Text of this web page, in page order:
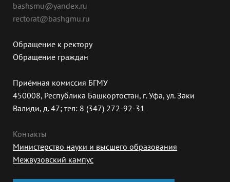
bashsmu@yandex.ru
rectorat@bashgmu.ru
Обращение к ректору
Обращение граждан
Приёмная комиссия БГМУ
450008, Республика Башкортостан, г. Уфа, ул. Заки
Валиди, д. 47; тел: 8 (347) 272-92-31
Контакты
Министерство науки и высшего образования
Межвузовский кампус